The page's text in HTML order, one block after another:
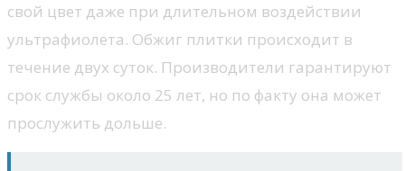
свой цвет даже при длительном воздействии
ультрафиолета. Обжиг плитки происходит в
течение двух суток. Производители гарантируют
срок службы около 25 лет, но по факту она может
прослужить дольше.